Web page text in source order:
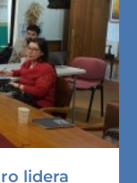
lidera